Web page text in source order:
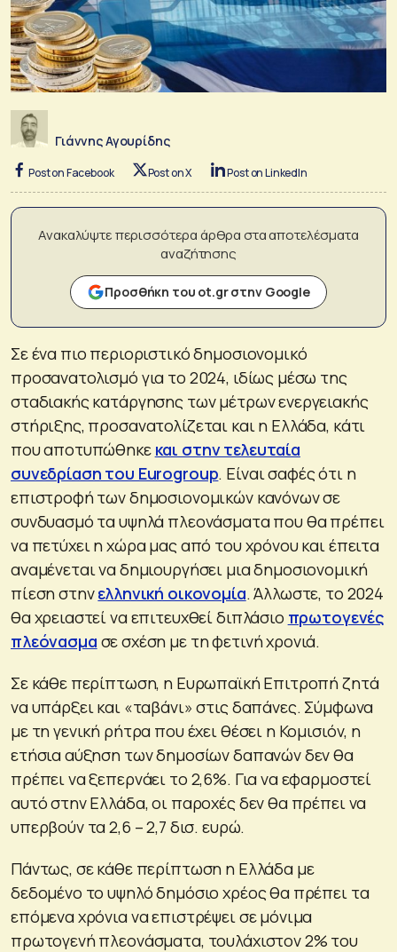
Γιάννης Αγουρίδης
Post on Facebook Post on X Post on LinkedIn
Ανακαλύψτε περισσότερα άρθρα στα αποτελέσματα
αναζήτησης
Προσθήκη του ot.gr στην Google
Σε ένα πιο περιοριστικό δημοσιονομικό
προσανατολισμό για το 2024, ιδίως μέσω της
σταδιακής κατάργησης των μέτρων ενεργειακής
στήριξης, προσανατολίζεται και η Ελλάδα, κάτι
που αποτυπώθηκε και στην τελευταία
συνεδρίαση του Eurogroup. Είναι σαφές ότι η
επιστροφή των δημοσιονομικών κανόνων σε
συνδυασμό τα υψηλά πλεονάσματα που θα πρέπει
να πετύχει η χώρα μας από του χρόνου και έπειτα
αναμένεται να δημιουργήσει μια δημοσιονομική
πίεση στηνελληνική οικονομία. Άλλωστε, το 2024
θα χρειαστεί να επιτευχθεί διπλάσιο πρωτογενές
πλεόνασμα σε σχέση με τη φετινή χρονιά.
Σε κάθε περίπτωση, η Ευρωπαϊκή Επιτροπή ζητά
να υπάρξει και «ταβάνι» στις δαπάνες. Σύμφωνα
με τη γενική ρήτρα που έχει θέσει η Κομισιόν, η
ετήσια αύξηση των δημοσίων δαπανών δεν θα
πρέπει να ξεπερνάει το 2,6%. Για να εφαρμοστεί
αυτό στην Ελλάδα, οι παροχές δεν θα πρέπει να
υπερβούν τα 2,6 – 2,7 δισ. ευρώ.
Πάντως, σε κάθε περίπτωση η Ελλάδα με
δεδομένο το υψηλό δημόσιο χρέος θα πρέπει τα
επόμενα χρόνια να επιστρέψει σε μόνιμα
πρωτογενή πλεονάσματα, τουλάχιστον 2% του